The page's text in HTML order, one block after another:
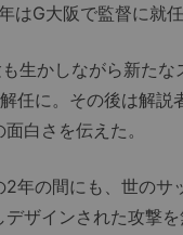
G大阪で監督に就任
生かしながら新たな
任に。その後は解
白さを伝えた。
年の間にも、世のサ
ザインされた攻撃